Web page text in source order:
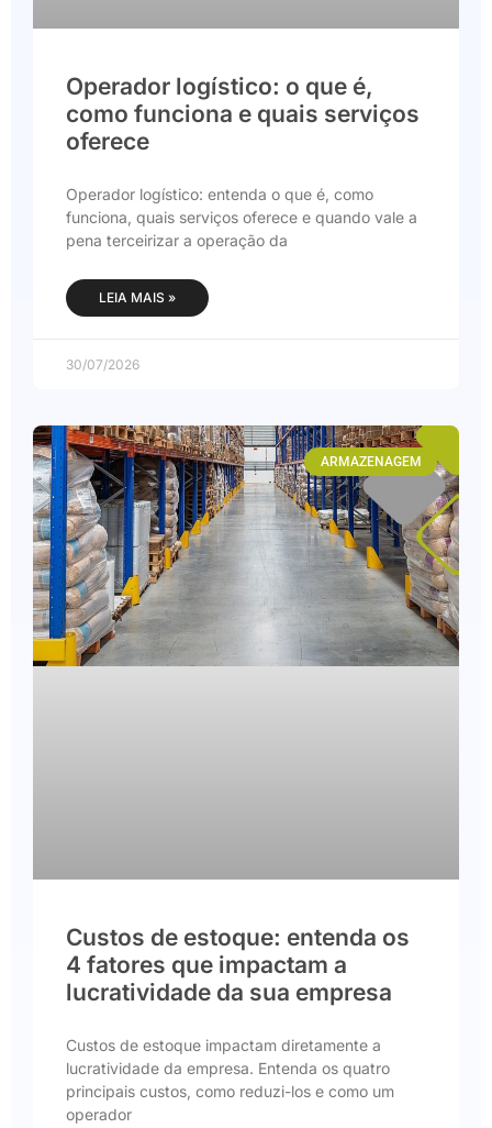
Operador logístico: o que é,
como funciona e quais serviços
oferece
Operador logístico: entenda o que é, como
funciona, quais serviços oferece e quando vale a
pena terceirizar a operação da
LEIA MAIS »
30/07/2026
ARMAZENAGEM
Custos de estoque: entenda os
4 fatores que impactam a
lucratividade da sua empresa
Custos de estoque impactam diretamente a
lucratividade da empresa. Entenda os quatro
principais custos, como reduzi-los e como um
operador